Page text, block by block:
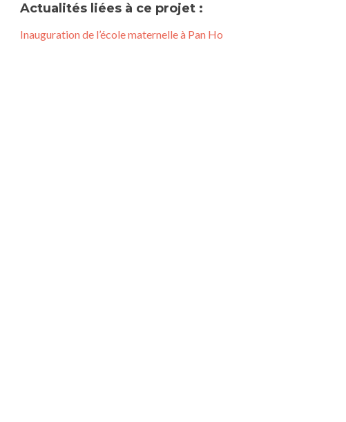
Actualités liées à ce projet :
Inauguration de l’école maternelle à Pan Ho